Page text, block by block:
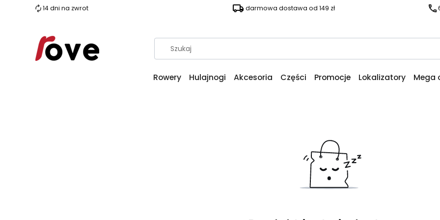
14 dni na zwrot darmowa dostawa od 149 zł
Rowery Hulajnogi Akcesoria Części Promocje Lokalizatory Mega